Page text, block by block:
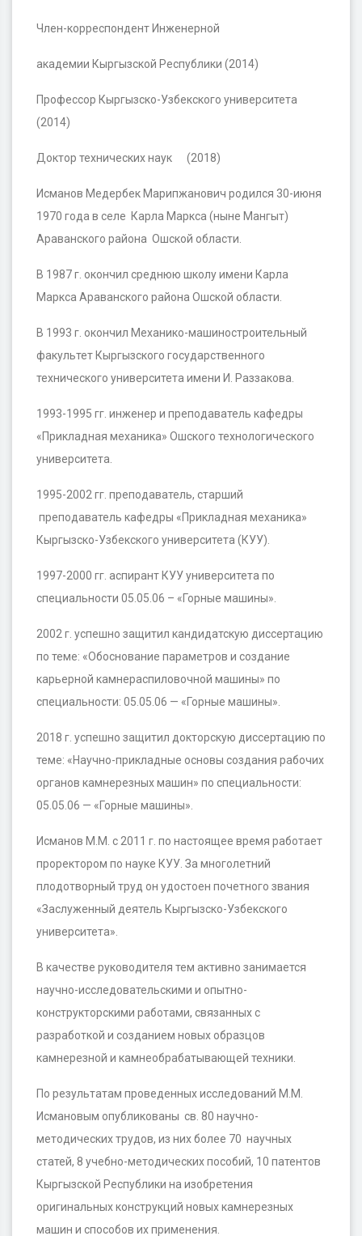
Член-корреспондент Инженерной
академии Кыргызской Республики (2014)
Профессор Кыргызско-Узбекского университета
(2014)
Доктор технических наук (2018)
Исманов Медербек Марипжанович родился 30-июня
1970 года в селе Карла Маркса (ныне Мангыт)
Араванского района Ошской области.
В 1987 г. окончил среднюю школу имени Карла
Маркса Араванского района Ошской области.
В 1993 г. окончил Механико-машиностроительный
факультет Кыргызского государственного
технического университета имени И. Раззакова.
1993-1995 гг. инженер и преподаватель кафедры
«Прикладная механика» Ошского технологического
университета.
1995-2002 гг. преподаватель, старший
преподаватель кафедры «Прикладная механика»
Кыргызско-Узбекского университета (КУУ).
1997-2000 гг. аспирант КУУ университета по
специальности 05.05.06 – «Горные машины».
2002 г. успешно защитил кандидатскую диссертацию
по теме: «Обоснование параметров и создание
карьерной камнераспиловочной машины» по
специальности: 05.05.06 — «Горные машины».
2018 г. успешно защитил докторскую диссертацию по
теме: «Научно-прикладные основы создания рабочих
органов камнерезных машин» по специальности:
05.05.06 — «Горные машины».
Исманов М.М. с 2011 г. по настоящее время работает
проректором по науке КУУ. За многолетний
плодотворный труд он удостоен почетного звания
«Заслуженный деятель Кыргызско-Узбекского
университета».
В качестве руководителя тем активно занимается
научно-исследовательскими и опытно-
конструкторскими работами, связанных с
разработкой и созданием новых образцов
камнерезной и камнеобрабатывающей техники.
По результатам проведенных исследований М.М.
Исмановым опубликованы св. 80 научно-
методических трудов, из них более 70 научных
статей, 8 учебно-методических пособий, 10 патентов
Кыргызской Республики на изобретения
оригинальных конструкций новых камнерезных
машин и способов их применения.